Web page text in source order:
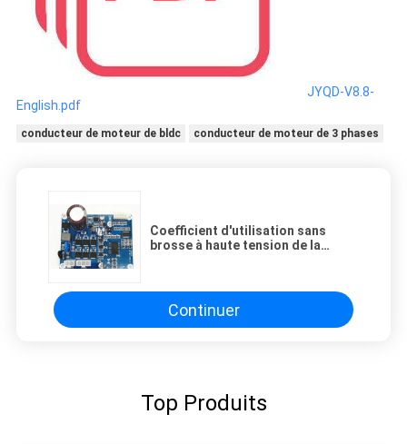
JYQD-V8.8-
English.pdf
conducteur de moteur de bldc conducteur de moteur de 3 phases
Coefficient d'utilisation sans
brosse à haute tension de la
C.C 150W 0-100%
Continuer
Top Produits